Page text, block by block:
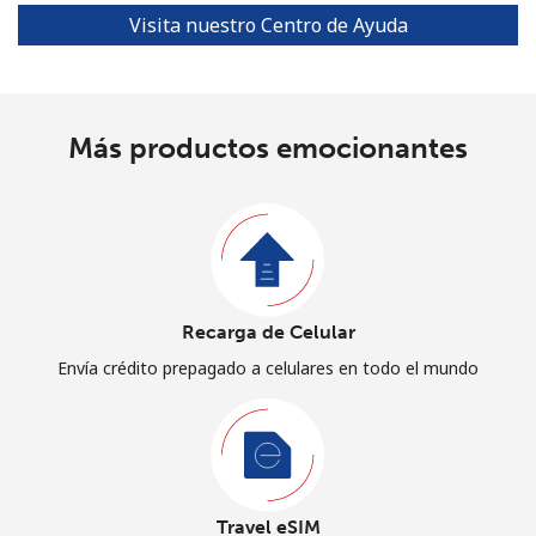
Visita nuestro Centro de Ayuda
Más productos emocionantes
Recarga de Celular
Envía crédito prepagado a celulares en todo el mundo
Travel eSIM